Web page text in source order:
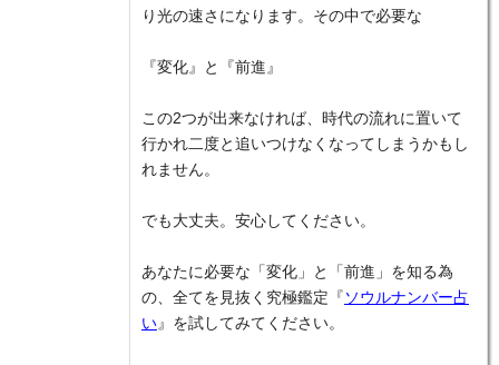
り光の速さになります。その中で必要な
『変化』と『前進』
この2つが出来なければ、時代の流れに置いて
行かれ二度と追いつけなくなってしまうかもし
れません。
でも大丈夫。安心してください。
あなたに必要な「変化」と「前進」を知る為
の、全てを見抜く究極鑑定『 ソウルナンバー占
い 』を試してみてください。